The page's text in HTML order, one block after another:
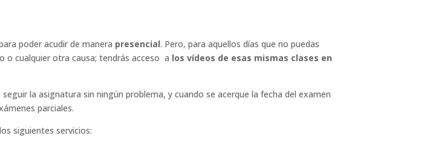
poder acudir de manera presencial. Pero, para aquellos días que no puedas
o cualquier otra causa; tendrás acceso a los vídeos de esas mismas clases en
la asignatura sin ningún problema, y cuando se acerque la fecha del examen
parciales.
siguientes servicios: